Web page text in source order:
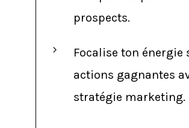
prospects.
Focalise ton énergie
actions gagnantes
stratégie marketing.